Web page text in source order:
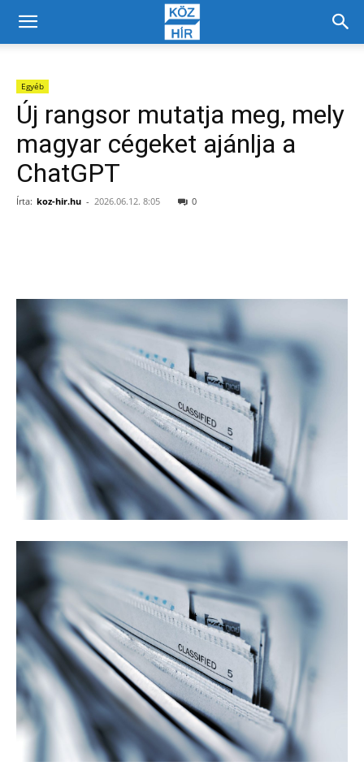
Egyéb
Új rangsor mutatja meg, mely
magyar cégeket ajánlja a
ChatGPT
Írta: koz-hir.hu - 2026.06.12. 8:05 0